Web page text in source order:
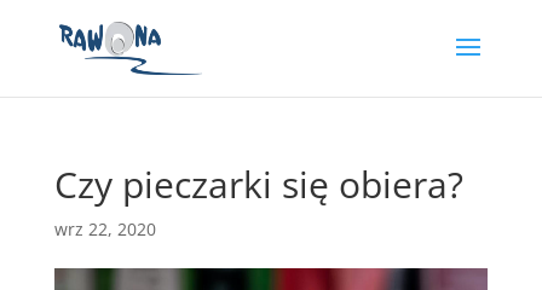
Czy pieczarki się obiera?
wrz 22, 2020